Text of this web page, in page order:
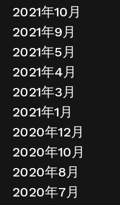
2021年10月
2021年9月
2021年5月
2021年4月
2021年3月
2021年1月
2020年12月
2020年10月
2020年8月
2020年7月